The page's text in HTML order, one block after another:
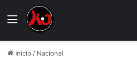
Menu
Inicio / Nacional